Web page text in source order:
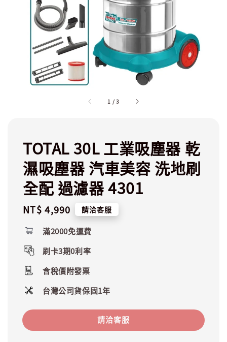
1 /3
TOTAL 30L 工業吸塵器 乾
濕吸塵器 汽車美容 洗地刷
全配 過濾器 4301
Regular
NT$ 4,990 請洽客服
滿2000免運費
刷卡3期0利率
含稅價附發票
台灣公司貨保固1年
請洽客服